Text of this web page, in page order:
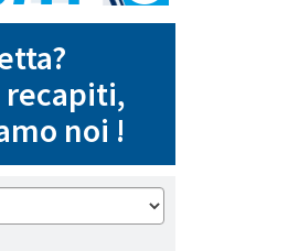
recapiti,
noi !